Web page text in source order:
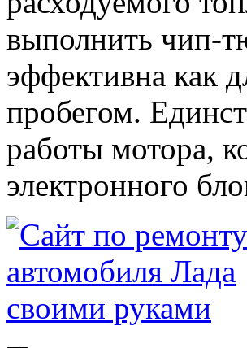
выполнить чип-
эффективна как
пробегом.
работы мотора,
электронного